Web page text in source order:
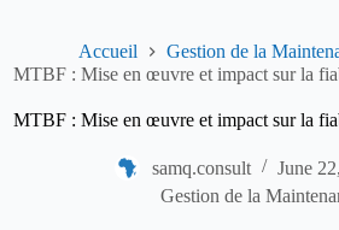
Accueil
Gestion de la
MTBF : Mise en œuvre et impact sur la
MTBF : Mise en œuvre et impact sur la
samq.consult
June
Gestion de la